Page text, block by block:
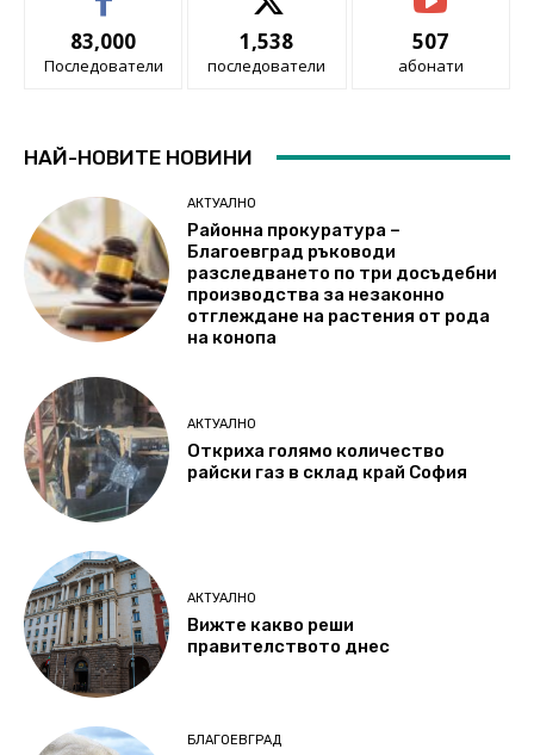
83,000
Последователи
1,538
последователи
507
абонати
НАЙ-НОВИТЕ НОВИНИ
АКТУАЛНО
Районна прокуратура –
Благоевград ръководи
разследването по три досъдебни
производства за незаконно
отглеждане на растения от рода
на конопа
АКТУАЛНО
Откриха голямо количество
райски газ в склад край София
АКТУАЛНО
Вижте какво реши
правителството днес
БЛАГОЕВГРАД